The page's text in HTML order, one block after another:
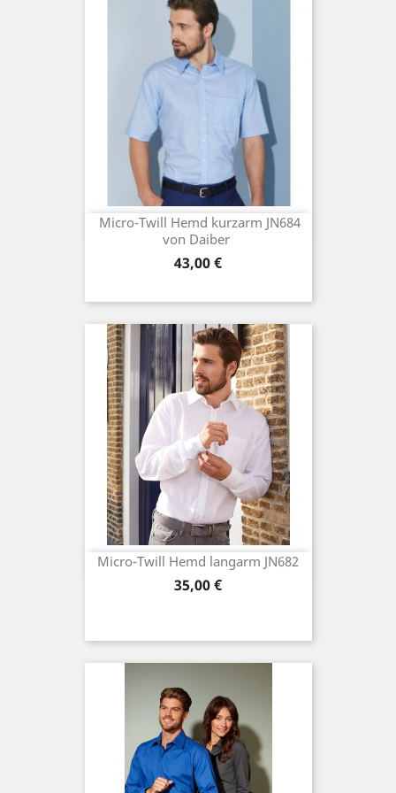
Micro-Twill Hemd kurzarm JN684
von Daiber
Preis
43,00 €
Micro-Twill Hemd langarm JN682
Preis
35,00 €